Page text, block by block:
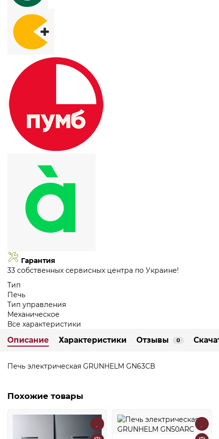
Гарантия
33 собственных сервисных центра по Украине!
Тип
Печь
Тип управления
Механическое
Все характеристики
Описание Характеристики Отзывы 0
Печь электрическая GRUNHELM GN63СВ
Похожие товары